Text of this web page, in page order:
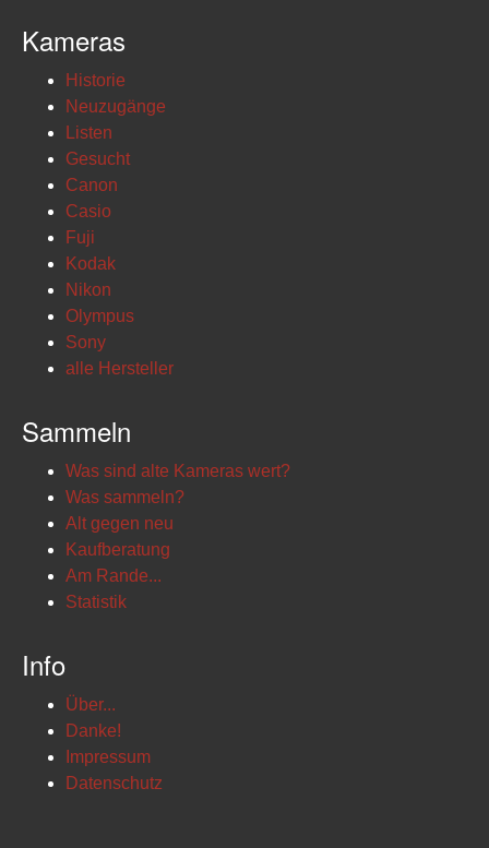
Kameras
Historie
Neuzugänge
Listen
Gesucht
Canon
Casio
Fuji
Kodak
Nikon
Olympus
Sony
alle Hersteller
Sammeln
Was sind alte Kameras wert?
Was sammeln?
Alt gegen neu
Kaufberatung
Am Rande...
Statistik
Info
Über...
Danke!
Impressum
Datenschutz